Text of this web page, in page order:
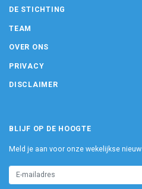
DE STICHTING
TEAM
OVER ONS
PRIVACY
DISCLAIMER
BLIJF OP DE HOOGTE
Meld je aan voor onze wekelijkse